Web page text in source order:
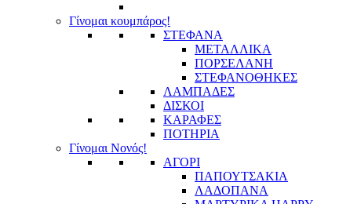
Γίνομαι κουμπάρος!
ΣΤΕΦΑΝΑ
ΜΕΤΑΛΛΙΚΑ
ΠΟΡΣΕΛΑΝΗ
ΣΤΕΦΑΝΟΘΗΚΕΣ
ΛΑΜΠΑΔΕΣ
ΔΙΣΚΟΙ
ΚΑΡΑΦΕΣ
ΠΟΤΗΡΙΑ
Γίνομαι Νονός!
ΑΓΟΡΙ
ΠΑΠΟΥΤΣΑΚΙΑ
ΛΑΔΟΠΑΝΑ